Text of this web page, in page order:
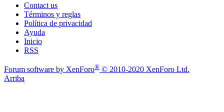
Contact us
Términos y reglas
Política de privacidad
Ayuda
Inicio
RSS
Forum software by XenForo® © 2010-2020 XenForo Ltd.
Arriba